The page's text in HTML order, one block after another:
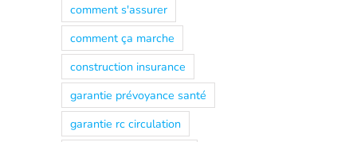
comment s'assurer
comment ça marche
construction insurance
garantie prévoyance santé
garantie rc circulation